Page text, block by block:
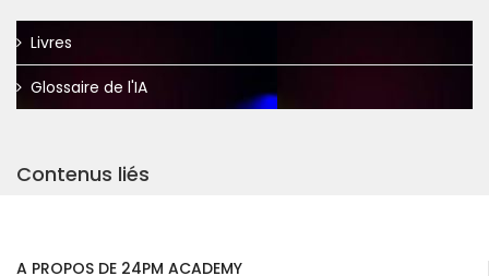
Livres
Glossaire de l'IA
Contenus liés
A PROPOS DE 24PM ACADEMY